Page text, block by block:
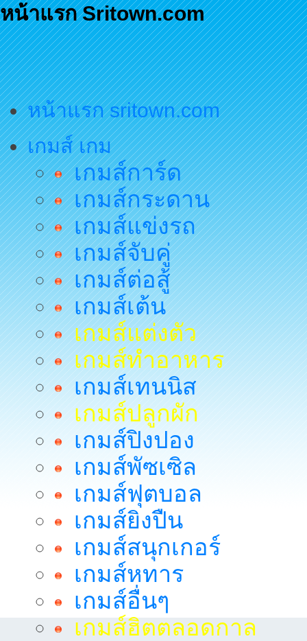
หน้าแรก Sritown.com
หน้าแรก sritown.com
เกมส์ เกม
เกมส์การ์ด
เกมส์กระดาน
เกมส์แข่งรถ
เกมส์จับคู่
เกมส์ต่อสู้
เกมส์เต้น
เกมส์แต่งตัว
เกมส์ทำอาหาร
เกมส์เทนนิส
เกมส์ปลูกผัก
เกมส์ปิงปอง
เกมส์พัซเซิล
เกมส์ฟุตบอล
เกมส์ยิงปืน
เกมส์สนุกเกอร์
เกมส์หทาร
เกมส์อื่นๆ
เกมส์ฮิตตลอดกาล